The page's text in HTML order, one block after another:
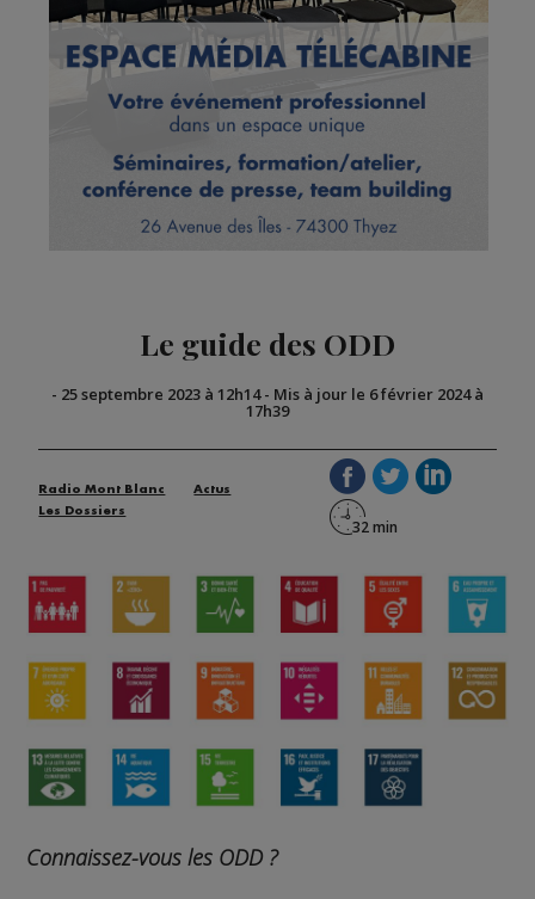
Le guide des ODD
- 25 septembre 2023 à 12h14- Mis à jour le 6 février 2024 à
17h39
Radio Mont Blanc
Actus
Les Dossiers
Connaissez-vous les ODD ?